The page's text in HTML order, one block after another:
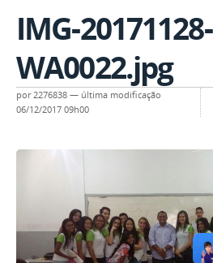
IMG-20171128-
WA0022.jpg
por2276838 — última modificação
06/12/2017 09h00